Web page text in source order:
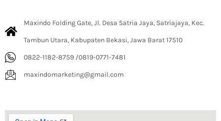
Maxindo Folding Gate, Jl. Desa Satria Jaya, Satriajaya, Kec.
Tambun Utara, Kabupaten Bekasi, Jawa Barat 17510
0822-1182-8759 /0819-0771-7481
maxindomarketing@gmail.com